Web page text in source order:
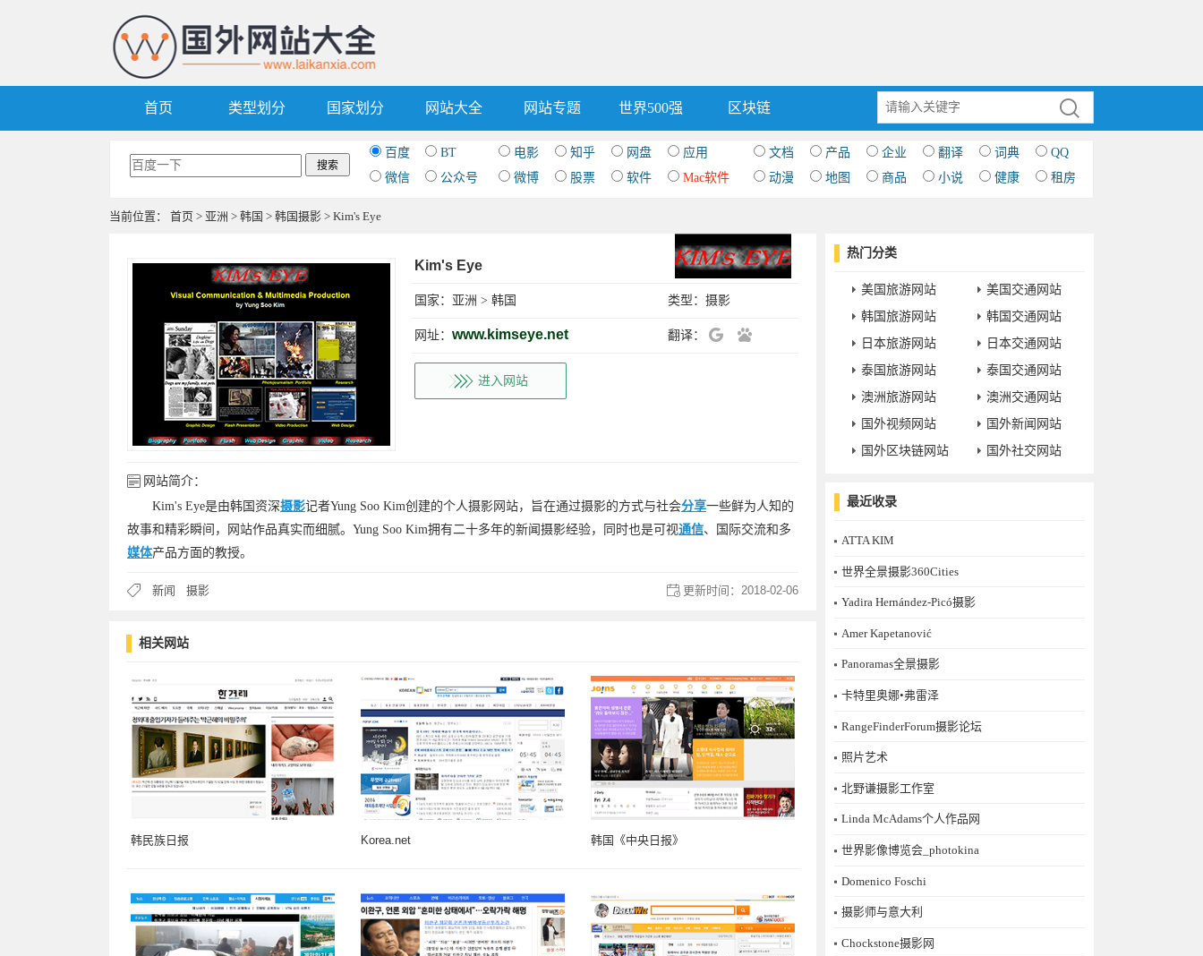
首页 类型划分 国家划分 网站大全 网站专题 世界500强 区块链
百度 BT 电影 知乎 网盘 应用 文档 产品 企业 翻译 词典
QQ
微信
公众号 微博 股票 软件 Mac软件 动漫 地图 商品 小说 健康 租房
当前位置： 首页 > 亚洲 > 韩国 > 韩国摄影 > Kim's Eye
Kim's Eye
国家： 亚洲 > 韩国 类型： 摄影
网址： www.kimseye.net 翻译：
进入网站
网站简介：
Kim's Eye是由韩国资深摄影记者Yung Soo Kim创建的个人摄影网站，旨在通过摄影的方式与社会分享一些鲜为人知的
故事和精彩瞬间，网站作品真实而细腻。Yung Soo Kim拥有二十多年的新闻摄影经验，同时也是可视通信、国际交流和多
媒体产品方面的教授。
新闻 摄影 更新时间： 2018-02-06
相关网站
韩民族日报 Korea.net 韩国《中央日报》
热门分类
美国旅游网站
美国交通网站
韩国旅游网站
韩国交通网站
日本旅游网站
日本交通网站
泰国旅游网站
泰国交通网站
澳洲旅游网站
澳洲交通网站
国外视频网站
国外新闻网站
国外区块链网站
国外社交网站
最近收录
ATTA KIM
世界全景摄影360Cities
Yadira Hernández-Picó摄影
Amer Kapetanović
Panoramas全景摄影
卡特里奥娜•弗雷泽
RangeFinderForum摄影论坛
照片艺术
北野谦摄影工作室
Linda McAdams个人作品网
世界影像博览会_photokina
Domenico Foschi
摄影师与意大利
Chockstone摄影网